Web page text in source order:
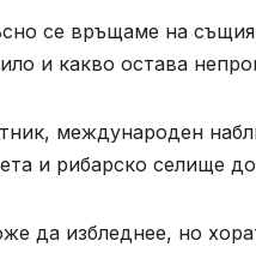
се връщаме на
и какво остава
международен
и рибарско селище
да избледнее, но